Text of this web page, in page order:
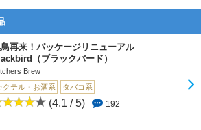
再来！パッケージリニューアル
（ブラックバード）
Brew
クテル・お酒系
タバコ系
(4.1 / 5) 192